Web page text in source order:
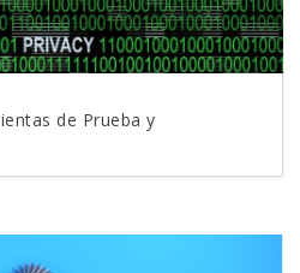
de Prueba y